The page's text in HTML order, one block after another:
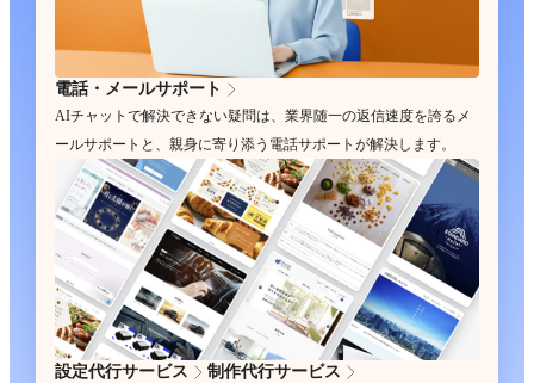
電話・メールサポート
AIチャットで解決できない疑問は、業界随一の返信速度を誇るメ
ールサポートと、親身に寄り添う電話サポートが解決します。
設定代行サービス 制作代行サービス